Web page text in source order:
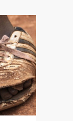
捷運 A9 站
一站於羅馬
即可抵達舊
團(link is external)
或LINE
哦！
話?
但我們服務
本以及倉
地區都能